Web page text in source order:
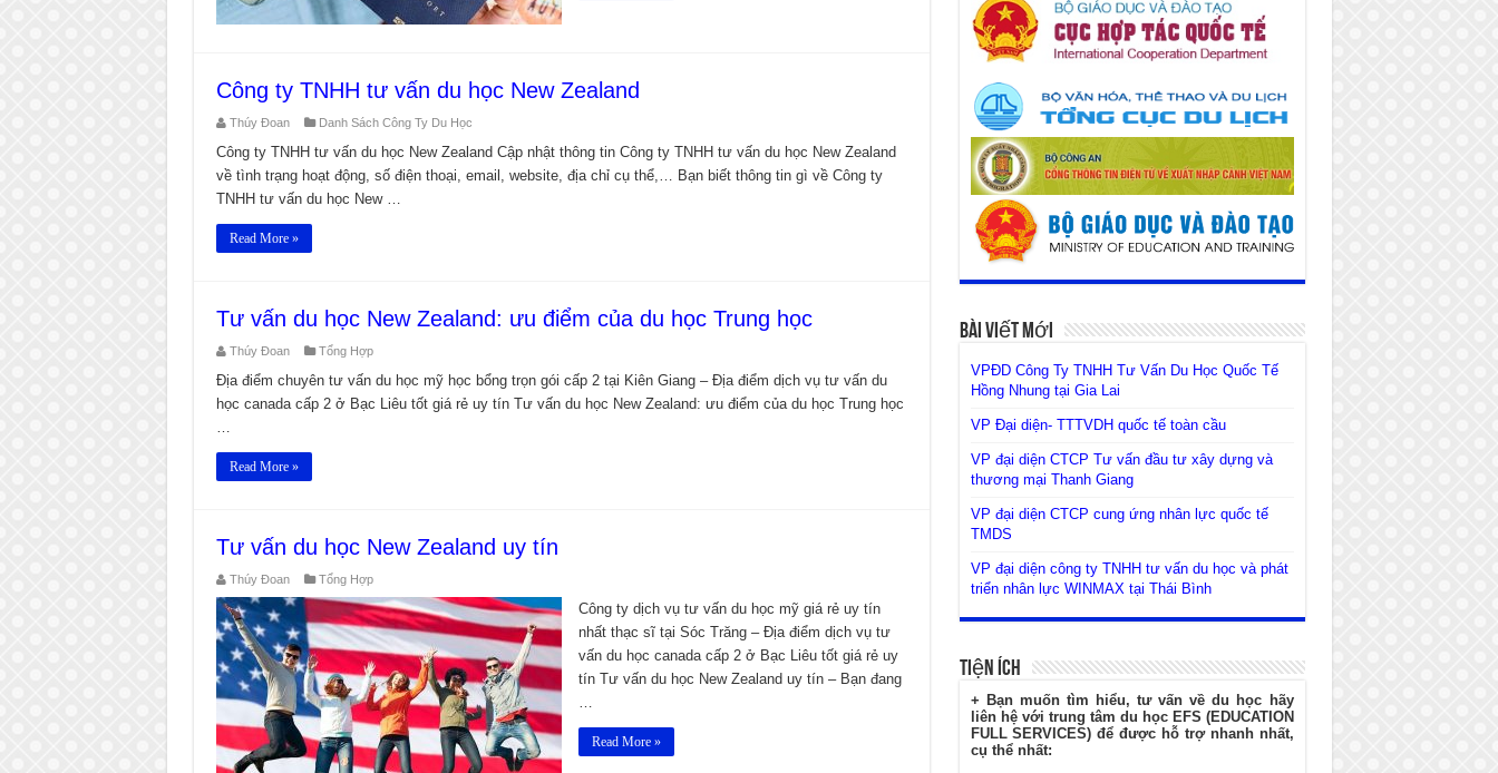
Công ty TNHH tư vấn du học New Zealand
Thúy Đoan Danh Sách Công Ty Du Học
Công ty TNHH tư vấn du học New Zealand Cập nhật thông tin Công ty TNHH tư vấn du học New Zealand
về tình trạng hoạt động, số điện thoại, email, website, địa chỉ cụ thể,… Bạn biết thông tin gì về Công ty
TNHH tư vấn du học New …
Read More »
Tư vấn du học New Zealand: ưu điểm của du học Trung học
Thúy Đoan Tổng Hợp
Địa điểm chuyên tư vấn du học mỹ học bổng trọn gói cấp 2 tại Kiên Giang – Địa điểm dịch vụ tư vấn du
học canada cấp 2 ở Bạc Liêu tốt giá rẻ uy tín Tư vấn du học New Zealand: ưu điểm của du học Trung học
Read More »
Tư vấn du học New Zealand uy tín
Thúy Đoan Tổng Hợp
Công ty dịch vụ tư vấn du học mỹ giá rẻ uy tín
nhất thạc sĩ tại Sóc Trăng – Địa điểm dịch vụ tư
vấn du học canada cấp 2 ở Bạc Liêu tốt giá rẻ uy
tín Tư vấn du học New Zealand uy tín – Bạn đang
Read More »
Bài Viết Mới
VPĐD Công Ty TNHH Tư Vấn Du Học Quốc Tế
Hồng Nhung tại Gia Lai
VP Đại diện- TTTVDH quốc tế toàn cầu
VP đại diện CTCP Tư vấn đầu tư xây dựng và
thương mại Thanh Giang
VP đại diện CTCP cung ứng nhân lực quốc tế
TMDS
VP đại diện công ty TNHH tư vấn du học và phát
triển nhân lực WINMAX tại Thái Bình
Tiện Ích
+ Bạn muốn tìm hiểu, tư vấn về du học hãy
liên hệ với trung tâm du học EFS (EDUCATION
FULL SERVICES) để được hỗ trợ nhanh nhất,
cụ thể nhất: